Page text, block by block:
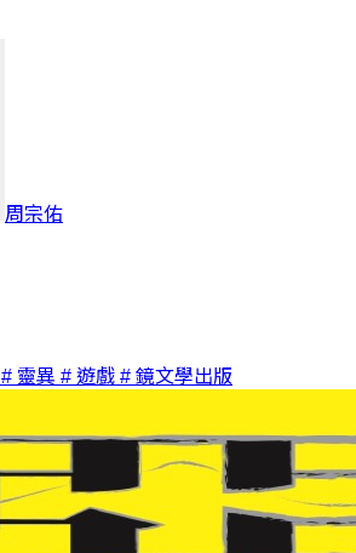
周宗佑
# 靈異 # 遊戲 # 鏡文學出版